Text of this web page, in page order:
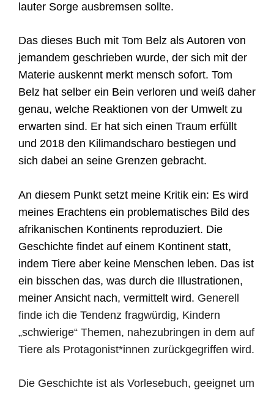
lauter Sorge ausbremsen sollte.
Das dieses Buch mit Tom Belz als Autoren von
jemandem geschrieben wurde, der sich mit der
Materie auskennt merkt mensch sofort. Tom
Belz hat selber ein Bein verloren und weiß daher
genau, welche Reaktionen von der Umwelt zu
erwarten sind. Er hat sich einen Traum erfüllt
und 2018 den Kilimandscharo bestiegen und
sich dabei an seine Grenzen gebracht.
An diesem Punkt setzt meine Kritik ein: Es wird
meines Erachtens ein problematisches Bild des
afrikanischen Kontinents reproduziert. Die
Geschichte findet auf einem Kontinent statt,
indem Tiere aber keine Menschen leben. Das ist
ein bisschen das, was durch die Illustrationen,
meiner Ansicht nach, vermittelt wird. Generell
finde ich die Tendenz fragwürdig, Kindern
„schwierige“ Themen, nahezubringen in dem auf
Tiere als Protagonist*innen zurückgegriffen wird.
Die Geschichte ist als Vorlesebuch, geeignet um